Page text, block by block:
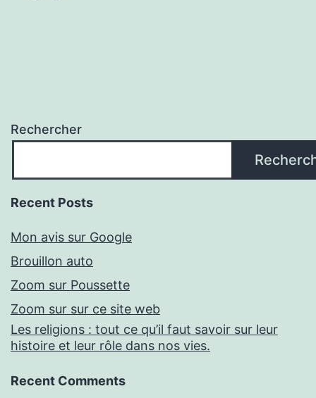
Rechercher
Recent Posts
Mon avis sur Google
Brouillon auto
Zoom sur Poussette
Zoom sur sur ce site web
Les religions : tout ce qu’il faut savoir sur leur
histoire et leur rôle dans nos vies.
Recent Comments